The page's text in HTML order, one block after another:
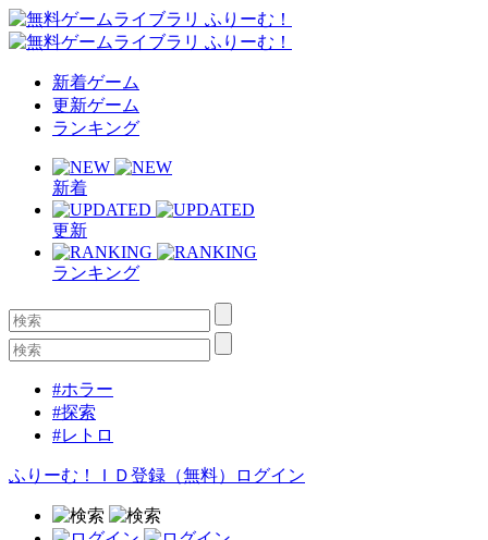
新着ゲーム
更新ゲーム
ランキング
新着
更新
ランキング
#ホラー
#探索
#レトロ
ふりーむ！ＩＤ登録（無料） ログイン